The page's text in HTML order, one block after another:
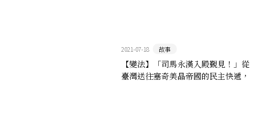
2021-07-18 故事
【變法】「司馬永漢入殿覲見！」從
臺灣送往塞奇美晶帝國的民主快遞，